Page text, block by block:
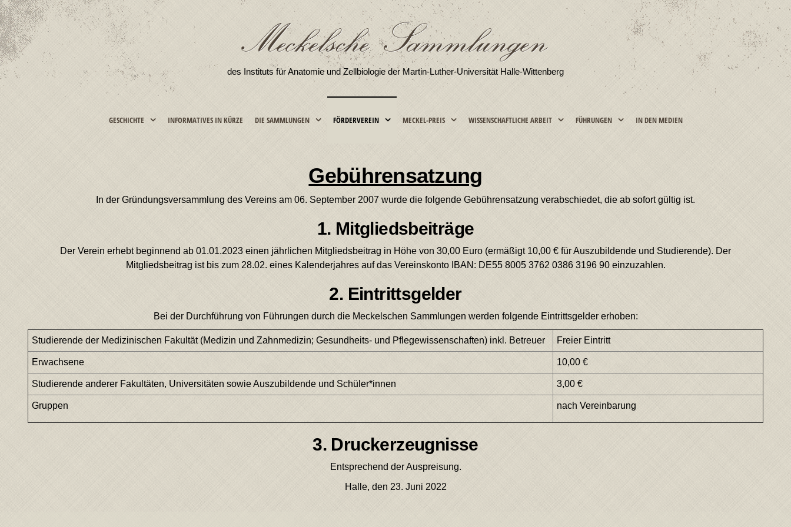
des Instituts für Anatomie und Zellbiologie der Martin-Luther-Universität Halle-Wittenberg
GESCHICHTE INFORMATIVES IN KÜRZE DIE SAMMLUNGEN FÖRDERVEREIN MECKEL-PREIS WISSENSCHAFTLICHE ARBEIT FÜHRUNGEN IN DEN MEDIEN
Gebührensatzung
In der Gründungsversammlung des Vereins am 06. September 2007 wurde die folgende Gebührensatzung verabschiedet, die ab sofort gültig ist.
1. Mitgliedsbeiträge
Der Verein erhebt beginnend ab 01.01.2023 einen jährlichen Mitgliedsbeitrag in Höhe von 30,00 Euro (ermäßigt 10,00 € für Auszubildende und Studierende). Der
Mitgliedsbeitrag ist bis zum 28.02. eines Kalenderjahres auf das Vereinskonto IBAN: DE55 8005 3762 0386 3196 90 einzuzahlen.
2. Eintrittsgelder
Bei der Durchführung von Führungen durch die Meckelschen Sammlungen werden folgende Eintrittsgelder erhoben:
Studierende der Medizinischen Fakultät (Medizin und Zahnmedizin; Gesundheits- und Pflegewissenschaften) inkl. Betreuer Freier Eintritt
Erwachsene 10,00 €
Studierende anderer Fakultäten, Universitäten sowie Auszubildende und Schüler*innen 3,00 €
Gruppen nach Vereinbarung
3. Druckerzeugnisse
Entsprechend der Auspreisung.
Halle, den 23. Juni 2022